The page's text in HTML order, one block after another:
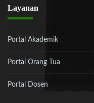
Layanan
Portal Akademik
Portal Orang Tua
Portal Dosen